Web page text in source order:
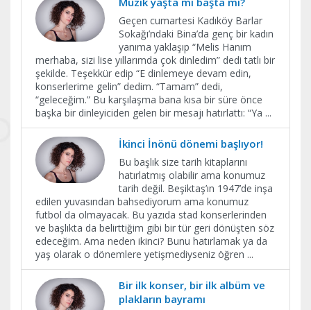
Geçen cumartesi Kadıköy Barlar
Sokağı’ndaki Bina’da genç bir kadın
yanıma yaklaşıp “Melis Hanım
merhaba, sizi lise yıllarımda çok dinledim” dedi tatlı bir
şekilde. Teşekkür edip “E dinlemeye devam edin,
konserlerime gelin” dedim. “Tamam” dedi,
“geleceğim.” Bu karşılaşma bana kısa bir süre önce
başka bir dinleyiciden gelen bir mesajı hatırlattı: “Ya ...
İkinci İnönü dönemi başlıyor!
Bu başlık size tarih kitaplarını
hatırlatmış olabilir ama konumuz
tarih değil. Beşiktaş’ın 1947’de inşa
edilen yuvasından bahsediyorum ama konumuz
futbol da olmayacak. Bu yazıda stad konserlerinden
ve başlıkta da belirttiğim gibi bir tür geri dönüşten söz
edeceğim. Ama neden ikinci? Bunu hatırlamak ya da
yaş olarak o dönemlere yetişmediyseniz öğren ...
Bir ilk konser, bir ilk albüm ve
plakların bayramı